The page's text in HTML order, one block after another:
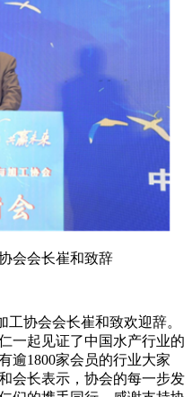
会会长崔和致辞
协会会长崔和致欢迎辞。
一起见证了中国水产行业的
逾1800家会员的行业大家
会长表示，协会的每一步发